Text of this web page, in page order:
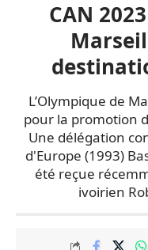
CAN
L’Olympique de
pour la promotion
Une délégation
d'Europe (1993)
été reçue
ivoirien